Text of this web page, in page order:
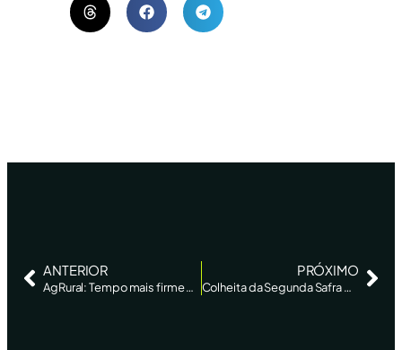
ANTERIOR
AgRural: Tempo mais firme em MT e GO leva colheita da safrinha de milho a 30% no Centro-Sul
PRÓXIMO
Colheita da Segunda Safra de Milho Avança para 30% no Centro-sul, Diz AgRural